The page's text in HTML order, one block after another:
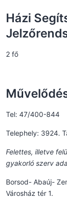
Házi
2 fő
Tel: 47/400-844
Telephely: 3924.
Felettes, illetve
gyakorló szerv
Borsod- Abaúj-
Városház tér 1.